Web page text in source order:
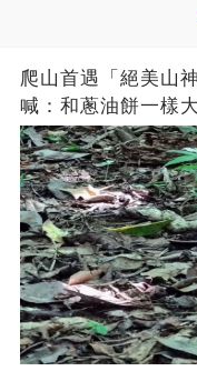
爬山首遇「絕美山
喊：和蔥油餅一樣大